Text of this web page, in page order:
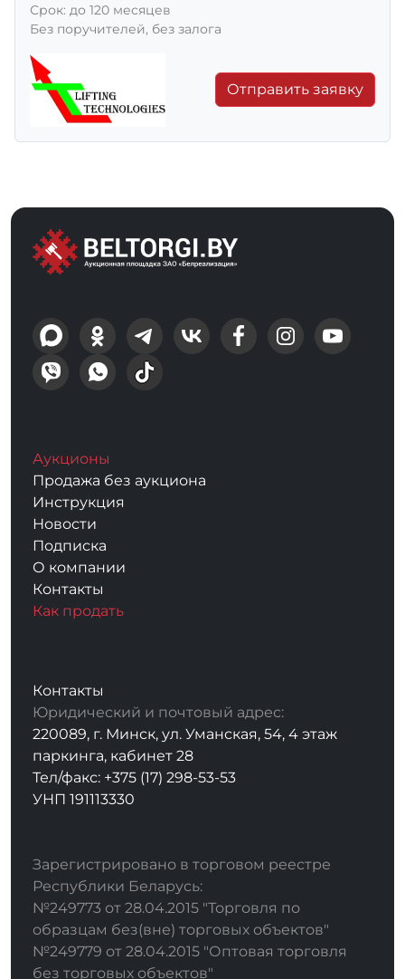
Срок: до 120 месяцев
Без поручителей, без залога
Отправить заявку
Аукционы
Продажа без аукциона
Инструкция
Новости
Подписка
О компании
Контакты
Как продать
Контакты
Юридический и почтовый адрес:
220089, г. Минск, ул. Уманская, 54, 4 этаж
паркинга, кабинет 28
Тел/факс: +375 (17) 298-53-53
УНП 191113330
Зарегистрировано в торговом реестре
Республики Беларусь:
№249773 от 28.04.2015 "Торговля по
образцам без(вне) торговых объектов"
№249779 от 28.04.2015 "Оптовая торговля
без торговых объектов"